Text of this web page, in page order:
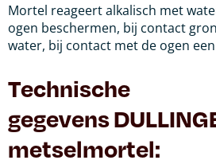
Mortel reageert alkalisch met
ogen beschermen, bij contact
water, bij contact met de ogen
Technische
gegevens
metselmortel: